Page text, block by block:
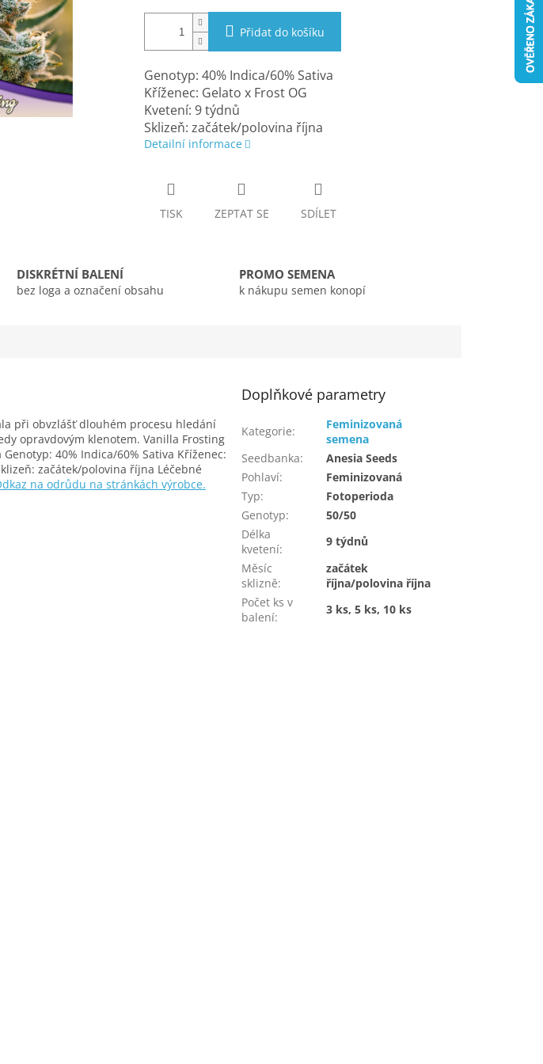
Přidat do košíku
Genotyp: 40% Indica/60% Sativa
Kříženec: Gelato x Frost OG
Kvetení: 9 týdnů
Sklizeň: začátek/polovina října
Detailní informace
TISK ZEPTAT SE SDÍLET
DISKRÉTNÍ BALENÍ
bez loga a označení obsahu
PROMO SEMENA
k nákupu semen konopí
při obvzlášť dlouhém procesu hledání
opravdovým klenotem. Vanilla Frosting
40% Indica/60% Sativa Kříženec:
začátek/polovina října Léčebné
na odrůdu na stránkách výrobce.
Doplňkové parametry
Kategorie:
Feminizovaná
semena
Seedbanka:
Anesia Seeds
Pohlaví:
Feminizovaná
Typ:
Fotoperioda
Genotyp:
50/50
Délka
kvetení:
9 týdnů
Měsíc
sklizně:
začátek
října/polovina října
Počet ks v
balení:
3 ks, 5 ks, 10 ks